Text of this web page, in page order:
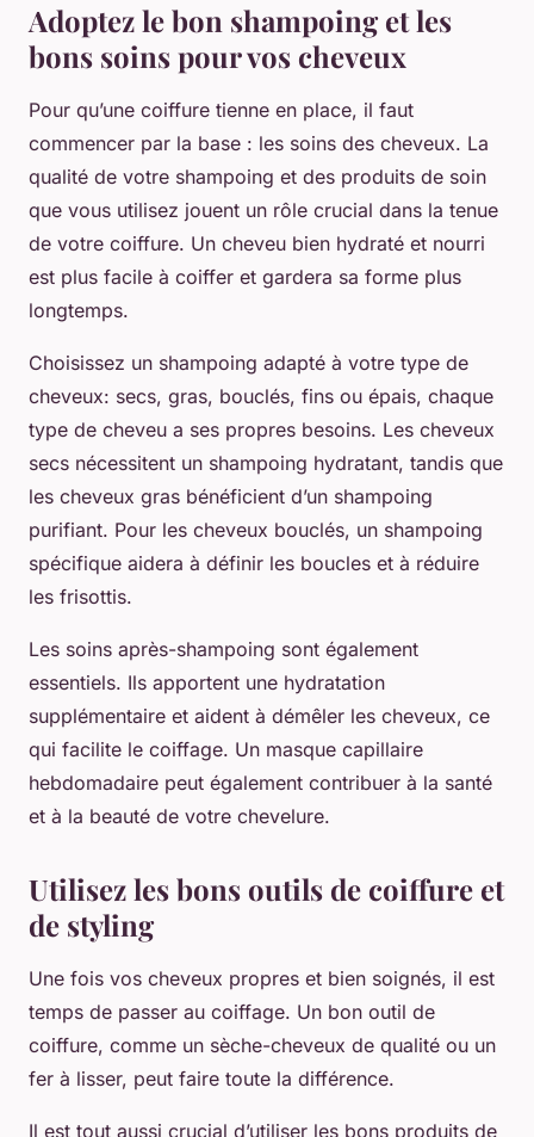
Adoptez le bon shampoing et les
bons soins pour vos cheveux
Pour qu’une coiffure tienne en place, il faut
commencer par la base : les soins des cheveux. La
qualité de votre shampoing et des produits de soin
que vous utilisez jouent un rôle crucial dans la tenue
de votre coiffure. Un cheveu bien hydraté et nourri
est plus facile à coiffer et gardera sa forme plus
longtemps.
Choisissez un shampoing adapté à votre type de
cheveux: secs, gras, bouclés, fins ou épais, chaque
type de cheveu a ses propres besoins. Les cheveux
secs nécessitent un shampoing hydratant, tandis que
les cheveux gras bénéficient d’un shampoing
purifiant. Pour les cheveux bouclés, un shampoing
spécifique aidera à définir les boucles et à réduire
les frisottis.
Les soins après-shampoing sont également
essentiels. Ils apportent une hydratation
supplémentaire et aident à démêler les cheveux, ce
qui facilite le coiffage. Un masque capillaire
hebdomadaire peut également contribuer à la santé
et à la beauté de votre chevelure.
Utilisez les bons outils de coiffure et
de styling
Une fois vos cheveux propres et bien soignés, il est
temps de passer au coiffage. Un bon outil de
coiffure, comme un sèche-cheveux de qualité ou un
fer à lisser, peut faire toute la différence.
Il est tout aussi crucial d’utiliser les bons produits de